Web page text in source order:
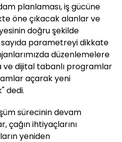
planlaması, iş gücüne
öne çıkacak alanlar ve
doğru şekilde
parametreyi dikkate
düzenlemelere
ve dijital tabanlı programlar
açarak yeni
dedi.
sürecinin devam
çağın ihtiyaçlarını
yeniden